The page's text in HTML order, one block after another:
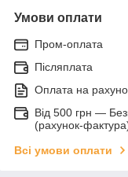
Умови оплати
Пром-оплата
Післяплата
Оплата на
Від 500 грн —
(рахунок-
Всі умови оплати